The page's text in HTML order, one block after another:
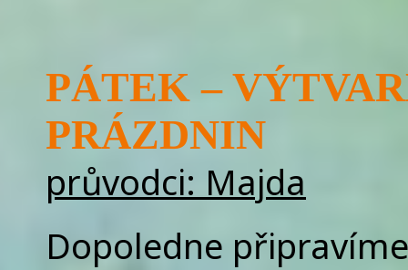
PÁTEK –
PRÁZDNIN
průvodci: Majda
Dopoledne